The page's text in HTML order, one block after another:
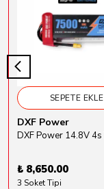
SEPETE EKLE
DXF Power
₺ 8,650.00
3 Soket Tipi